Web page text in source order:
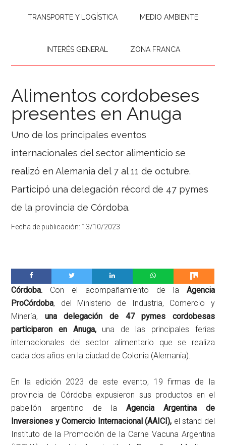
TRANSPORTE Y LOGÍSTICA MEDIO AMBIENTE
INTERÉS GENERAL ZONA FRANCA
Alimentos cordobeses
presentes en Anuga
Uno de los principales eventos
internacionales del sector alimenticio se
realizó en Alemania del 7 al 11 de octubre.
Participó una delegación récord de 47 pymes
de la provincia de Córdoba.
Fecha de publicación: 13/10/2023
Córdoba. Con el acompañamiento de la Agencia
ProCórdoba, del Ministerio de Industria, Comercio y
Minería, una delegación de 47 pymes cordobesas
participaron en Anuga,una de las principales ferias
internacionales del sector alimentario que se realiza
cada dos años en la ciudad de Colonia (Alemania).
En la edición 2023 de este evento, 19 firmas de la
provincia de Córdoba expusieron sus productos en el
pabellón argentino de la Agencia Argentina de
Inversiones y Comercio Internacional (AAICI), el stand del
Instituto de la Promoción de la Carne Vacuna Argentina